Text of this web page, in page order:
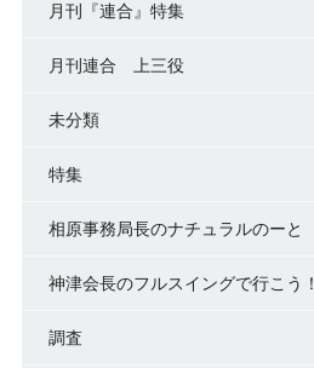
月刊『連合』特集
月刊連合 上三役
未分類
特集
相原事務局長のナチュラルのーと
神津会長のフルスイングで行こう！
調査